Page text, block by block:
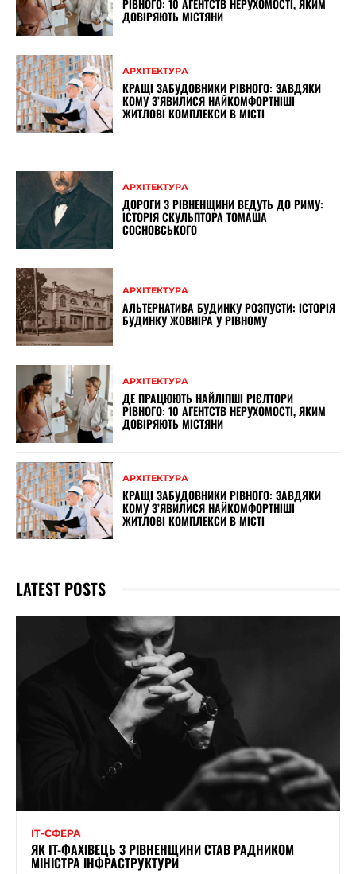
РІВНОГО: 10 АГЕНТСТВ НЕРУХОМОСТІ, ЯКИМ
ДОВІРЯЮТЬ МІСТЯНИ
АРХІТЕКТУРА
КРАЩІ ЗАБУДОВНИКИ РІВНОГО: ЗАВДЯКИ
КОМУ З’ЯВИЛИСЯ НАЙКОМФОРТНІШІ
ЖИТЛОВІ КОМПЛЕКСИ В МІСТІ
АРХІТЕКТУРА
ДОРОГИ З РІВНЕНЩИНИ ВЕДУТЬ ДО РИМУ:
ІСТОРІЯ СКУЛЬПТОРА ТОМАША
СОСНОВСЬКОГО
АРХІТЕКТУРА
АЛЬТЕРНАТИВА БУДИНКУ РОЗПУСТИ: ІСТОРІЯ
БУДИНКУ ЖОВНІРА У РІВНОМУ
АРХІТЕКТУРА
ДЕ ПРАЦЮЮТЬ НАЙЛІПШІ РІЄЛТОРИ
РІВНОГО: 10 АГЕНТСТВ НЕРУХОМОСТІ, ЯКИМ
ДОВІРЯЮТЬ МІСТЯНИ
АРХІТЕКТУРА
КРАЩІ ЗАБУДОВНИКИ РІВНОГО: ЗАВДЯКИ
КОМУ З’ЯВИЛИСЯ НАЙКОМФОРТНІШІ
ЖИТЛОВІ КОМПЛЕКСИ В МІСТІ
LATEST POSTS
ІТ-СФЕРА
ЯК IT-ФАХІВЕЦЬ З РІВНЕНЩИНИ СТАВ РАДНИКОМ
МІНІСТРА ІНФРАСТРУКТУРИ